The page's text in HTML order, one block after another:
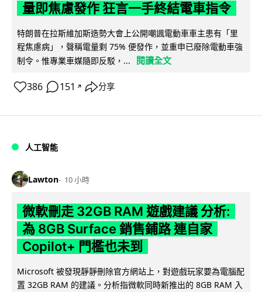
量即焦慮發作 狂言一手終結電車指令
特朗普在拉斯維加斯造勢大會上公開嘲諷電動車車主患有「里
程焦慮病」，聲稱電量剩 75% 便發作，並重申已廢除電動車強
制令。惟專業車媒隨即反駁，...
閱讀全文
386 151 ↗ 分享
人工智能
Lawton 10 小時
微軟刪走 32GB RAM 遊戲建議 分析:
為 8GB Surface 銷售鋪路 連自家
Copilot+ 門檻也未到
Microsoft 被發現靜靜刪除官方網站上，對遊戲玩家要為電腦配
置 32GB RAM 的建議。分析指微軟同時新推出的 8GB RAM 入